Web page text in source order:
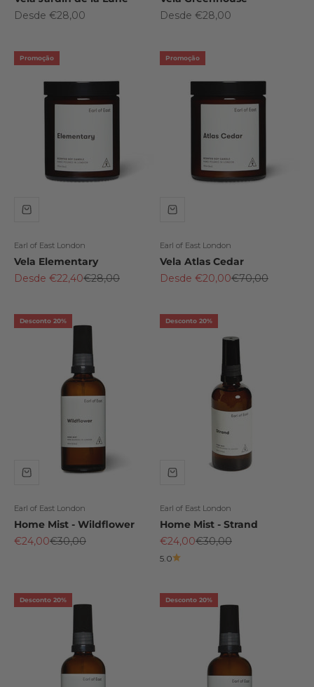
Preço promocional
Desde €28,00
Preço promocional
Desde €28,00
Promoção
Earl of East London
Vela Elementary
Preço promocional
Desde €22,40Preço normal
€28,00
Promoção
Earl of East London
Vela Atlas Cedar
Preço promocional
Desde €20,00Preço normal
€70,00
Desconto 20%
Earl of East London
Home Mist - Wildflower
Preço promocional
€24,00Preço normal
€30,00
Desconto 20%
Earl of East London
Home Mist - Strand
Preço promocional
€24,00Preço normal
€30,00
5.0
Desconto 20% Desconto 20%